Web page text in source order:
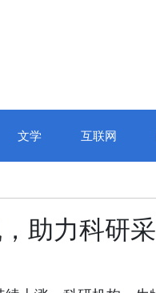
文学 互联网
助力科研